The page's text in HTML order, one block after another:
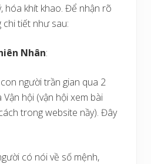
hóa khít khao. Để nhận rõ
tiết như sau:
Nhân:
người trần gian qua 2
hội (vận hội xem bài
trong website nầy). Đây
có nói về số mệnh,